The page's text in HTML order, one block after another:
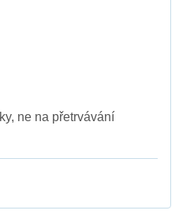
ne na přetrvávání